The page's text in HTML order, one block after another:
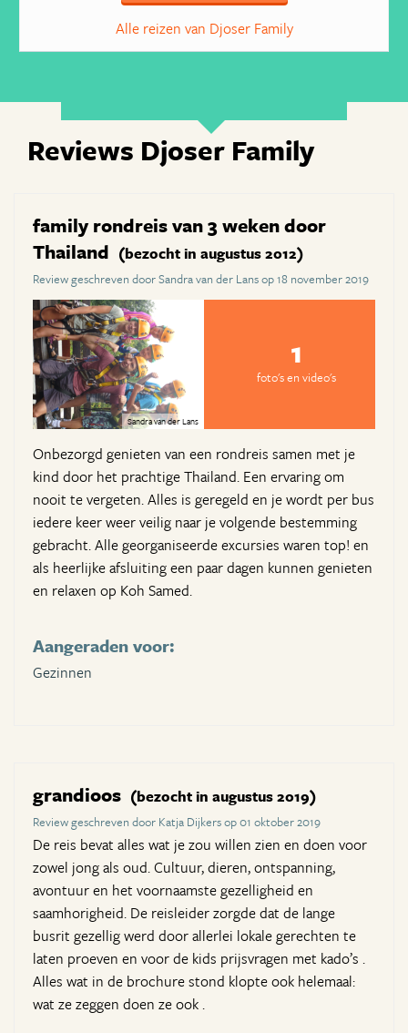
Alle reizen van Djoser Family
Reviews Djoser Family
family rondreis van 3 weken door
Thailand (bezocht in augustus 2012)
Review geschreven door Sandra van der Lans op 18 november 2019
Sandra van der Lans
1
foto's en video's
Onbezorgd genieten van een rondreis samen met je
kind door het prachtige Thailand. Een ervaring om
nooit te vergeten. Alles is geregeld en je wordt per bus
iedere keer weer veilig naar je volgende bestemming
gebracht. Alle georganiseerde excursies waren top! en
als heerlijke afsluiting een paar dagen kunnen genieten
en relaxen op Koh Samed.
Aangeraden voor:
Gezinnen
grandioos (bezocht in augustus 2019)
Review geschreven door Katja Dijkers op 01 oktober 2019
De reis bevat alles wat je zou willen zien en doen voor
zowel jong als oud. Cultuur, dieren, ontspanning,
avontuur en het voornaamste gezelligheid en
saamhorigheid. De reisleider zorgde dat de lange
busrit gezellig werd door allerlei lokale gerechten te
laten proeven en voor de kids prijsvragen met kado’s .
Alles wat in de brochure stond klopte ook helemaal:
wat ze zeggen doen ze ook .